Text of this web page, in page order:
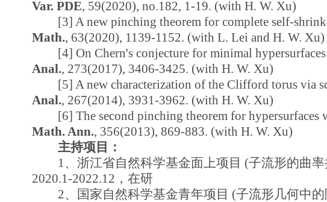
Var. PDE, 59(2020), no.182, 1-19. (with H. W. Xu)
[3] A new pinching theorem for complete self-
Math., 63(2020), 1139-1152. (with L. Lei and H. W. Xu)
[4] On Chern's conjecture for minimal
Anal., 273(2017), 3406-3425. (with H. W. Xu)
[5] A new characterization of the Clifford torus via
Anal., 267(2014), 3931-3962. (with H. W. Xu)
[6] The second pinching theorem for hypersurfaces
Math. Ann., 356(2013), 869-883. (with H. W. Xu)
主持项目：
1、浙江省自然科学基金面上项目 (子流形的曲
2020.1-2022.12，在研
2、国家自然科学基金青年项目 (子流形几何中